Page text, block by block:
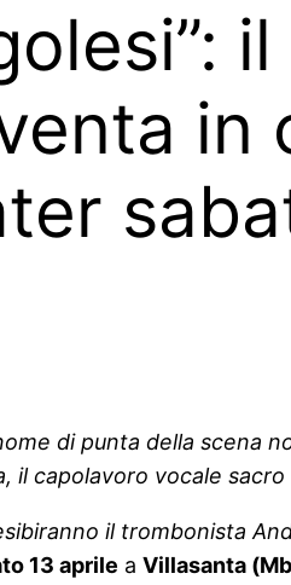
in
di punta della scena
il capolavoro vocale sacro
il trombonista
13 aprile a Villasanta